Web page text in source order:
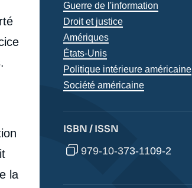
la
Guerre de l'information
Droit et justice
Régions
Amériques
États-Unis
Politique intérieure américaine
Société américaine
ISBN / ISSN
979-10-373-1109-2
du mouvement MAGA